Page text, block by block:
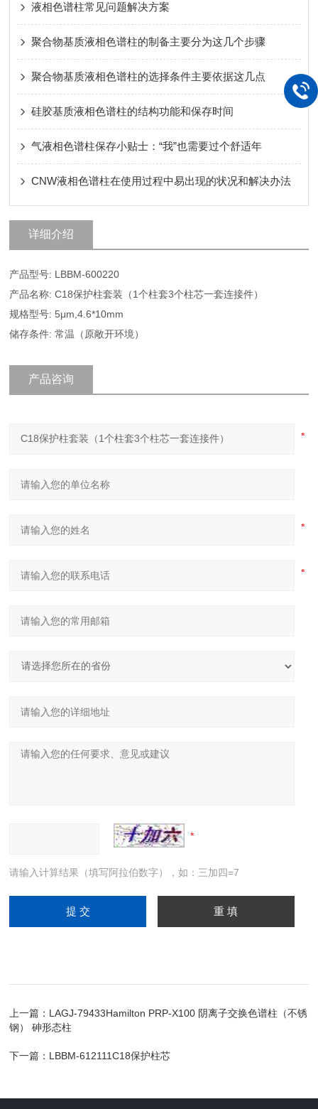
液相色谱柱常见问题解决方案
聚合物基质液相色谱柱的制备主要分为这几个步骤
聚合物基质液相色谱柱的选择条件主要依据这几点
硅胶基质液相色谱柱的结构功能和保存时间
气液相色谱柱保存小贴士：“我”也需要过个舒适年
CNW液相色谱柱在使用过程中易出现的状况和解决办法
详细介绍
产品型号: LBBM-600220
产品名称: C18保护柱套装（1个柱套3个柱芯一套连接件）
规格型号: 5μm,4.6*10mm
储存条件: 常温（原敞开环境）
产品咨询
请输入计算结果（填写阿拉伯数字），如：三加四=7
上一篇： LAGJ-79433Hamilton PRP-X100 阴离子交换色谱柱（不锈
钢） 砷形态柱
下一篇： LBBM-612111C18保护柱芯